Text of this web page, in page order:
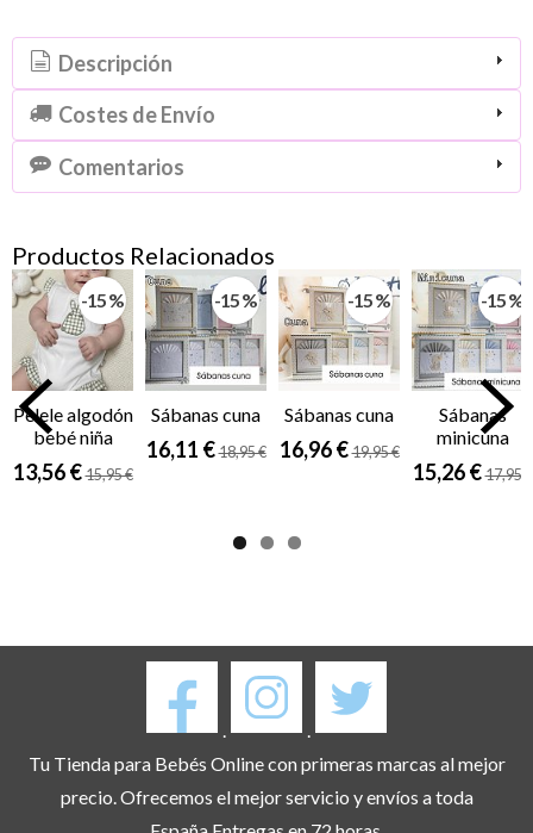
Descripción
Costes de Envío
Comentarios
Productos Relacionados
-15 %
Pelele algodón
bebé niña
13,56 €15,95 €
-15 %
Sábanas cuna
16,11 €18,95 €
-15 %
Sábanas cuna
16,96 €19,95 €
-15 %
Sábanas
minicuna
15,26 €17,95 €
.
.
Tu Tienda para Bebés Online con primeras marcas al mejor
precio. Ofrecemos el mejor servicio y envíos a toda